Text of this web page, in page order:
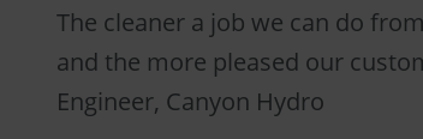
The cleaner a job we can do
and the more pleased our
Engineer, Canyon Hydro